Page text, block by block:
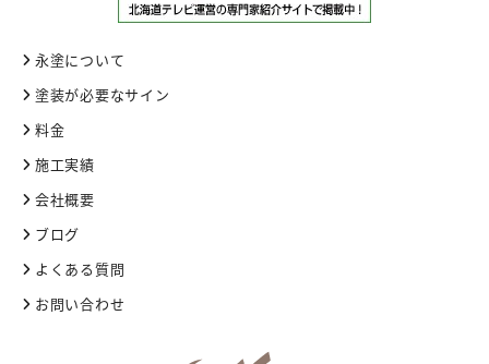
永塗について
塗装が必要なサイン
料金
施工実績
会社概要
ブログ
よくある質問
お問い合わせ